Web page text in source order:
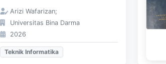
Arizi Wafarizan;
Universitas Bina Darma
2026
Teknik Informatika